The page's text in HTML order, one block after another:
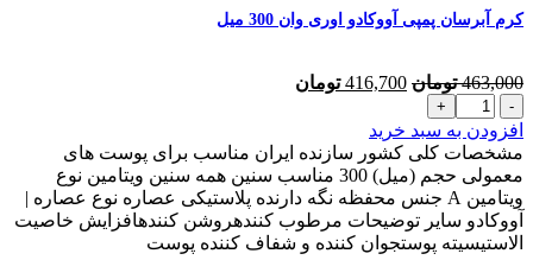
کرم آبرسان پمپی آووکادو اوری وان 300 میل
463,000 تومان قیمت
بود.
416,700 تومان
است.
کرم
آبرسان
پمپی
آووکادو
اوری
وان
300
افزودن به سبد خرید
مشخصات کلی کشور سازنده ایران مناسب برای پوست های
معمولی حجم (میل) 300 مناسب سنین همه سنین ویتامین نوع
ویتامین A جنس محفظه نگه دارنده پلاستیکی عصاره نوع عصاره |
آووکادو سایر توضیحات مرطوب کنندهروشن کنندهافزایش خاصیت
الاستیسیته پوستجوان کننده و شفاف کننده پوست